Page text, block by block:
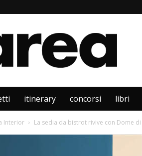
itinerary concorsi libri
Interior La sedia da bistrot rivive con Dome